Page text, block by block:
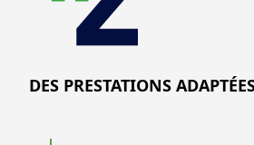
DES PRESTATIONS